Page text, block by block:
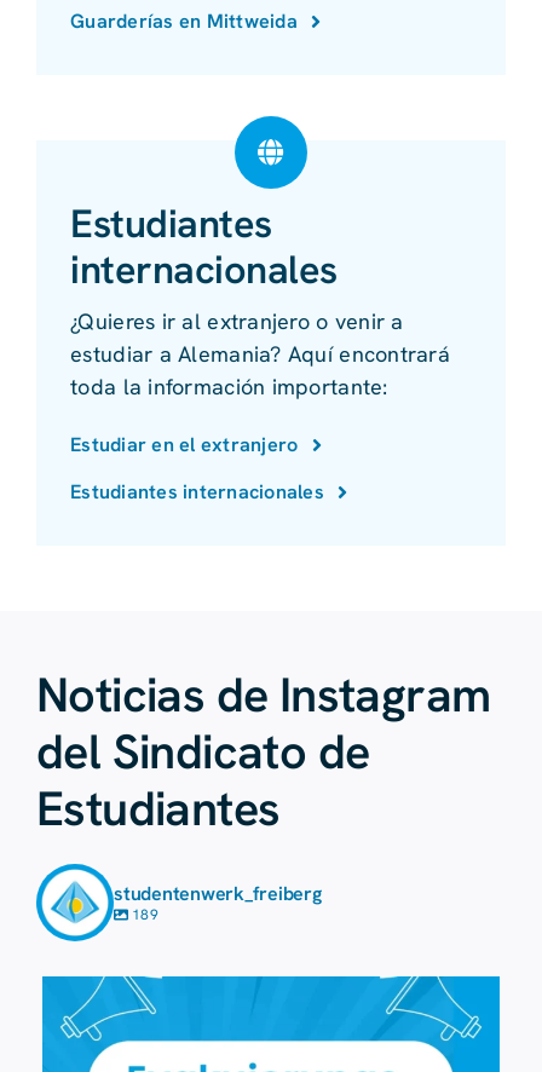
Guarderías en Mittweida
Estudiantes
internacionales
¿Quieres ir al extranjero o venir a
estudiar a Alemania? Aquí encontrará
toda la información importante:
Estudiar en el extranjero
Estudiantes internacionales
Noticias de Instagram
del Sindicato de
Estudiantes
studentenwerk_freiberg
189